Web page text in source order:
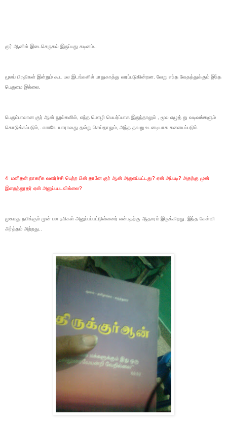
குர் ஆனில் இடைசெருகல் இருப்பது கடினம்..
மூலப் பிரதிகள் இன்றும் கூட பல இடங்களில் பாதுகாத்து வரப்படுகின்றன. வேறு எந்த வேதத்துக்கும் இந்த
பெருமை இல்லை.
பெரும்பாலான குர் ஆன் நூல்களில், எந்த மொழி பெயர்ப்பாக இருந்தாலும் , மூல எழுத் து வடிவங்களும்
கொடுக்கப்படும்,. எனவே யாராவது தவ்று செய்தாலும், அந்த தவறு உடனடியாக களையப்படும்.
4 மனிதன் நாகரீக வளர்ச்சி பெற்ற பின் தானே குர் ஆன் அருளப்பட்டது? ஏன் அப்படி? அதற்கு முன்
இறைத்தூதர் ஏன் அனுப்பபடவில்லை?
முகமது நபிக்கும் முன் பல நபிகள் அனுப்பப்பட்டுள்ளனர் என்பதற்கு ஆதாரம் இருக்கிறது. இந்த கேள்வி
அர்த்தம் அற்றது..